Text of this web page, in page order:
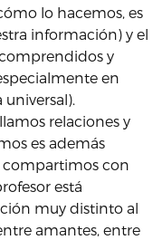
lo hacemos, es
información) y el
y
en
relaciones y
es además
con
está
muy distinto al
amantes, entre